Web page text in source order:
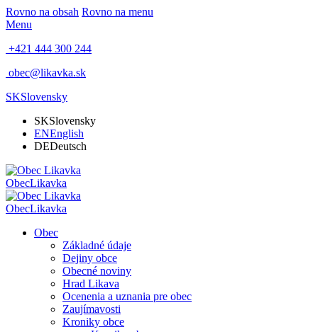
Rovno na obsah Rovno na menu
Menu
+421 444 300 244
obec@likavka.sk
SKSlovensky
SKSlovensky
ENEnglish
DEDeutsch
ObecLikavka
ObecLikavka
Obec
Základné údaje
Dejiny obce
Obecné noviny
Hrad Likava
Ocenenia a uznania pre obec
Zaujímavosti
Kroniky obce